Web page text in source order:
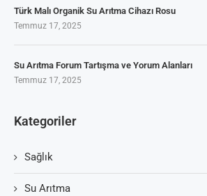
Türk Malı Organik Su Arıtma Cihazı Rosu
Temmuz 17, 2025
Su Arıtma Forum Tartışma ve Yorum Alanları
Temmuz 17, 2025
Kategoriler
Sağlık
Su Arıtma